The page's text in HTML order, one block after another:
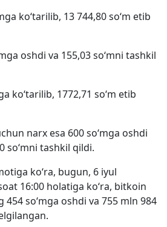
ko‘tarilib, 13 744,80 so‘m etib
oshdi va 155,03 so‘mni tashkil
ko‘tarilib, 1772,71 so‘m etib
narx esa 600 so‘mga oshdi
so‘mni tashkil qildi.
ko‘ra, bugun, 6 iyul
16:00 holatiga ko‘ra, bitkoin
so‘mga oshdi va 755 mln 984